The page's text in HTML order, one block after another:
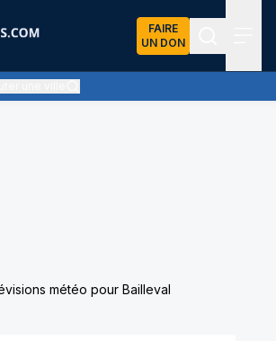
FAIRE
UN DON
par des nuages d'altitude, ternissant plus ou
météo pour Bailleval